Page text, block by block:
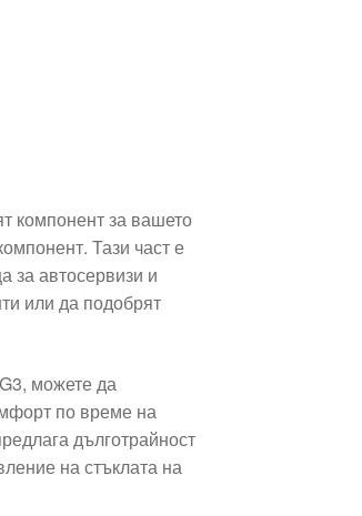
компонент за вашето
Тази част е
за автосервизи и
или да подобрят
можете да
по време на
дълготрайност
на стъклата на